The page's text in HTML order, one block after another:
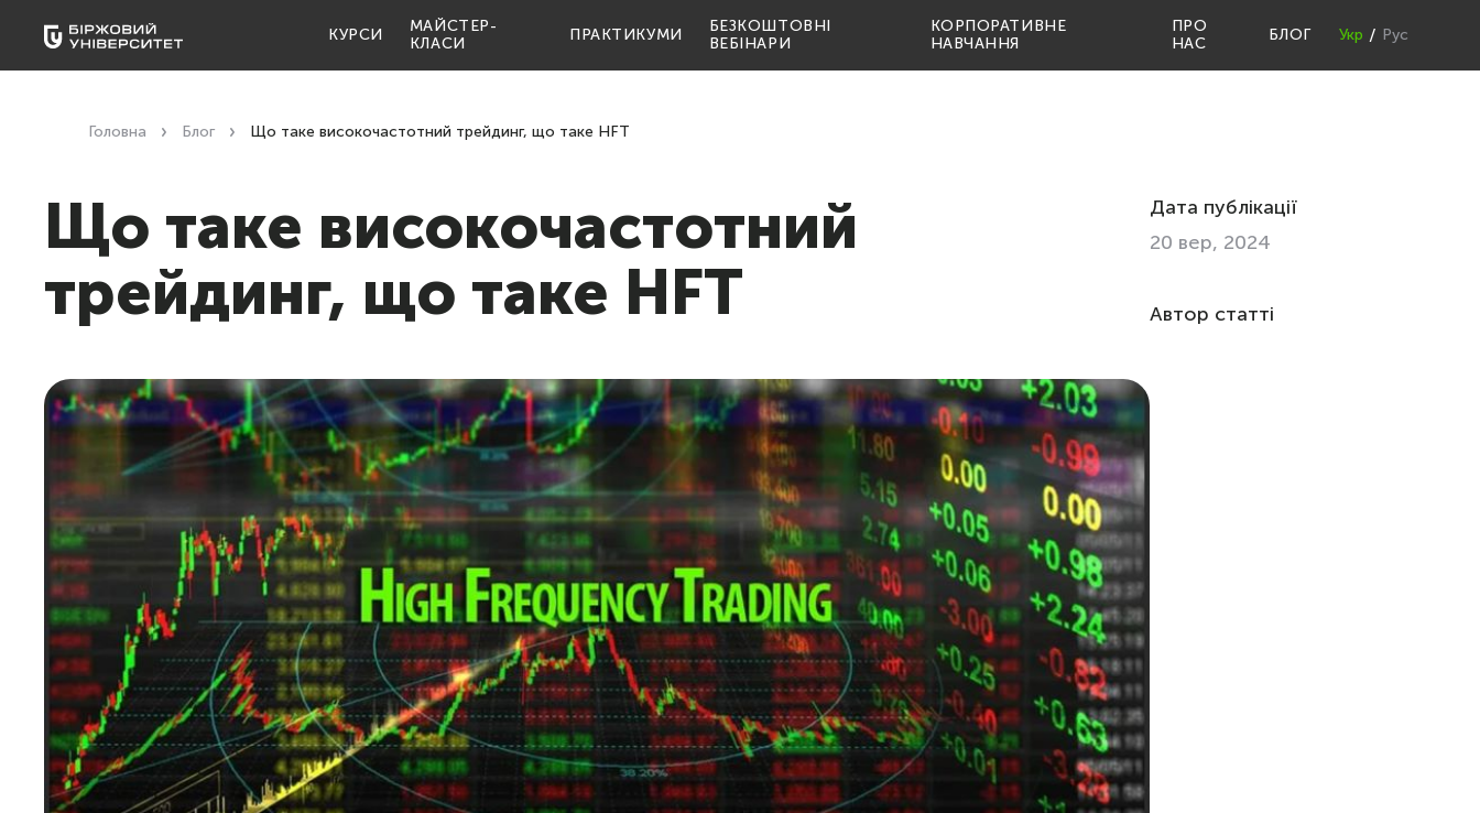
КУРСИ
МАЙСТЕР-
КЛАСИ
ПРАКТИКУМИ
БЕЗКОШТОВНІ
ВЕБІНАРИ
КОРПОРАТИВНЕ
НАВЧАННЯ
ПРО
НАС
БЛОГ Укр Рус
Головна Блог Що таке високочастотний трейдинг, що таке HFT
Що таке високочастотний
трейдинг, що таке HFT
Дата публікації
20 вер, 2024
Автор статті